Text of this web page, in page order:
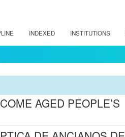
INDEXED INSTITUTIONS
AGED PEOPLE’S